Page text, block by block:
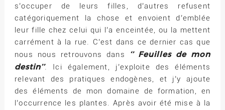
s’occuper de leurs filles, d’autres refusent
catégoriquement la chose et envoient d’emblée
leur fille chez celui qui l’a enceintée, ou la mettent
carrément à la rue. C’est dans ce dernier cas que
nous nous retrouvons dans
‘’ Feuilles de mon
destin’’. Ici également, j’exploite des éléments
relevant des pratiques endogènes, et j’y ajoute
des éléments de mon domaine de formation, en
l’occurrence les plantes. Après avoir été mise à la